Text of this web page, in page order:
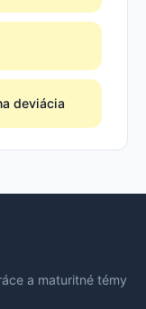
deviácia
a maturitné témy